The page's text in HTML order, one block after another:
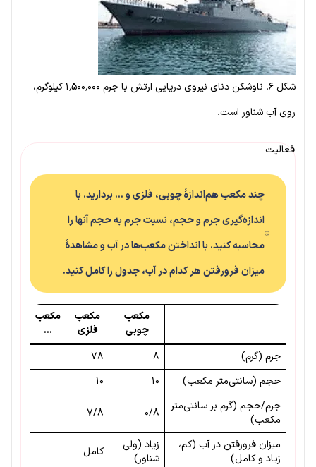
شکل ۶. ناوشکن دنای نیروی دریایی ارتش با جرم ۱٬۵۰۰٬۰۰۰ کیلوگرم،
روی آب شناور است.
فعالیت
چند مکعب هم‌اندازهٔ چوبی، فلزی و … بردارید. با
اندازه‌گیری جرم و حجم، نسبت جرم به حجم آنها را
محاسبه کنید. با انداختن مکعب‌ها در آب و مشاهدهٔ
میزان فرورفتن هر کدام در آب، جدول را کامل کنید.
مکعب
چوبی
مکعب
فلزی
مکعب
…
جرم (گرم)
۸
۷۸
حجم (سانتی‌متر مکعب)
۱۰
۱۰
جرم/حجم (گرم بر سانتی‌متر
مکعب)
۰/۸ ۷/۸
میزان فرورفتن در آب (کم،
زیاد و کامل)
زیاد (ولی
شناور)
کامل